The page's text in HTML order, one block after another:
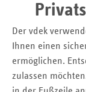
Der vdek
Ihnen einen
ermöglichen.
zulassen
bereits zum
Preisträger.